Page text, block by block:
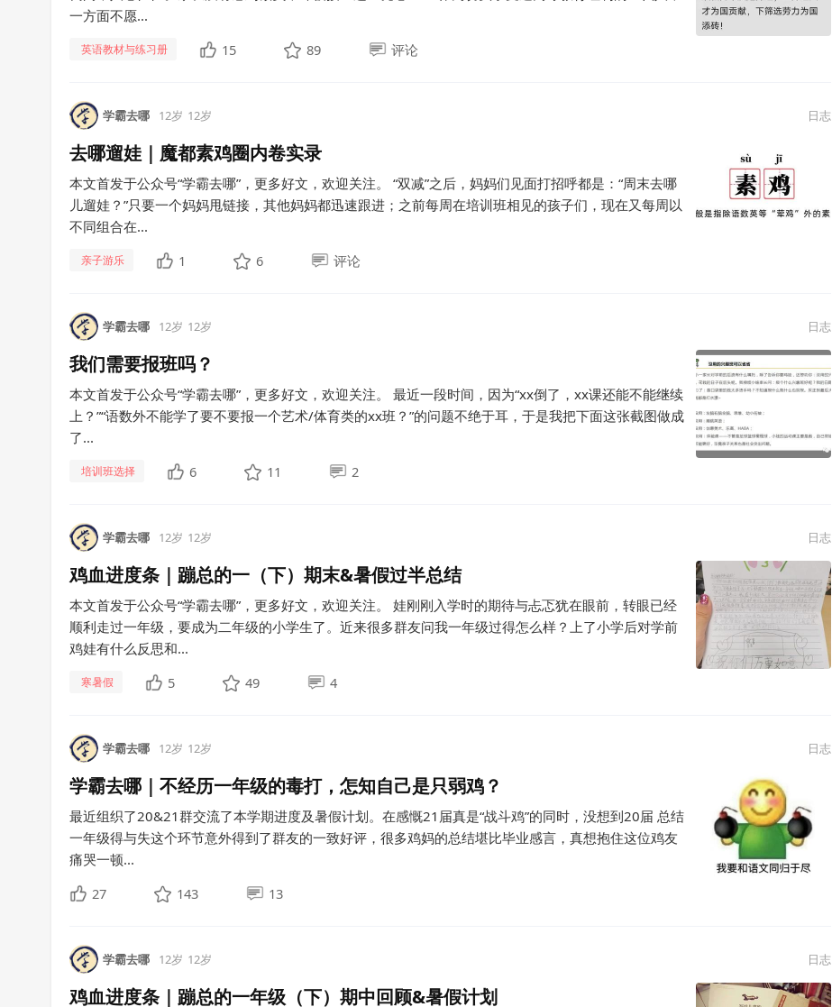
一方面不愿...
英语教材与练习册 15 89 评论
学霸去哪 12岁 12岁 日志
去哪遛娃｜魔都素鸡圈内卷实录
本文首发于公众号“学霸去哪”，更多好文，欢迎关注。 “双减”之后，妈妈们见面打招呼都是：“周末去哪
儿遛娃？”只要一个妈妈甩链接，其他妈妈都迅速跟进；之前每周在培训班相见的孩子们，现在又每周以
不同组合在...
亲子游乐 1 6 评论
学霸去哪 12岁 12岁 日志
我们需要报班吗？
本文首发于公众号“学霸去哪”，更多好文，欢迎关注。 最近一段时间，因为“xx倒了，xx课还能不能继续
上？”“语数外不能学了要不要报一个艺术/体育类的xx班？”的问题不绝于耳，于是我把下面这张截图做成
了...
培训班选择 6 11 2
学霸去哪 12岁 12岁 日志
鸡血进度条｜蹦总的一（下）期末&暑假过半总结
本文首发于公众号“学霸去哪”，更多好文，欢迎关注。 娃刚刚入学时的期待与忐忑犹在眼前，转眼已经
顺利走过一年级，要成为二年级的小学生了。近来很多群友问我一年级过得怎么样？上了小学后对学前
鸡娃有什么反思和...
寒暑假 5 49 4
学霸去哪 12岁 12岁 日志
学霸去哪｜不经历一年级的毒打，怎知自己是只弱鸡？
最近组织了20&21群交流了本学期进度及暑假计划。在感慨21届真是“战斗鸡”的同时，没想到20届 总结
一年级得与失这个环节意外得到了群友的一致好评，很多鸡妈的总结堪比毕业感言，真想抱住这位鸡友
痛哭一顿...
27
143 13
学霸去哪 12岁 12岁 日志
鸡血进度条｜蹦总的一年级（下）期中回顾&暑假计划